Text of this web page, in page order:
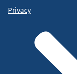
Privacy